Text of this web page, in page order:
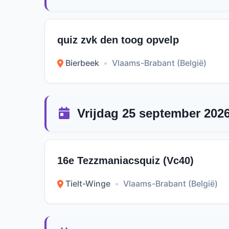
quiz zvk den toog opvelp
Bierbeek • Vlaams-Brabant (België)
Vrijdag 25 september
16e Tezzmaniacsquiz (Vc40)
Tielt-Winge • Vlaams-Brabant (België)